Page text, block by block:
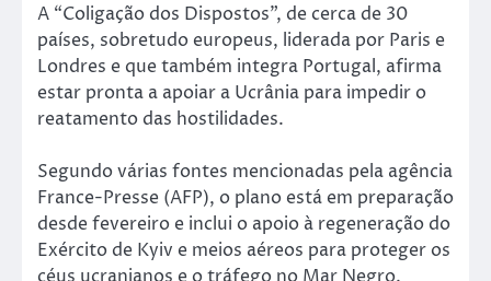
A “Coligação dos Dispostos”, de cerca de 30
países, sobretudo europeus, liderada por Paris e
Londres e que também integra Portugal, afirma
estar pronta a apoiar a Ucrânia para impedir o
reatamento das hostilidades.
Segundo várias fontes mencionadas pela agência
France-Presse (AFP), o plano está em preparação
desde fevereiro e inclui o apoio à regeneração do
Exército de Kyiv e meios aéreos para proteger os